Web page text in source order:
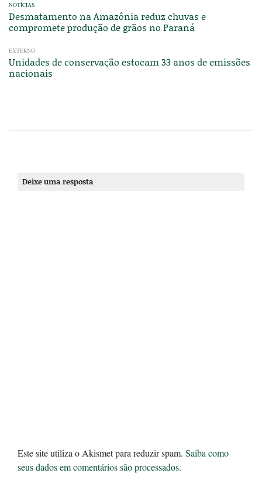
NOTÍCIAS
Desmatamento na Amazônia reduz chuvas e
compromete produção de grãos no Paraná
EXTERNO
Unidades de conservação estocam 33 anos de emissões
nacionais
Deixe uma resposta
Este site utiliza o Akismet para reduzir spam. Saiba como
seus dados em comentários são processados.